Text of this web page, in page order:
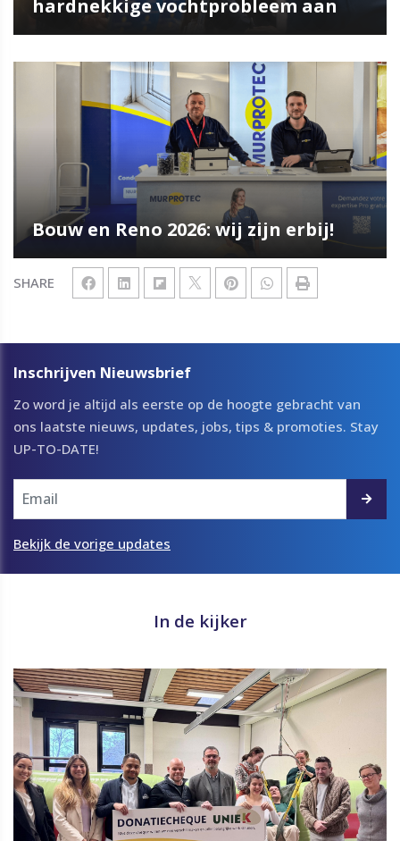
SHARE
hardnekkige vochtprobleem aan
Bouw en Reno 2026: wij zijn erbij!
Inschrijven Nieuwsbrief
Zo word je altijd als eerste op de hoogte gebracht van
ons laatste nieuws, updates, jobs, tips & promoties. Stay
UP-TO-DATE!
Bekijk de vorige updates
In de kijker